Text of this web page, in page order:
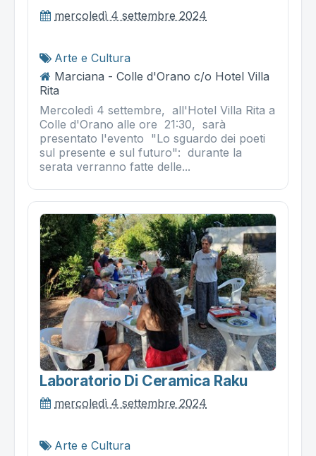
mercoledì 4 settembre 2024
Arte e Cultura
Marciana - Colle d'Orano c/o Hotel Villa
Rita
Mercoledì 4 settembre, all'Hotel Villa Rita a
Colle d'Orano alle ore 21:30, sarà
presentato l'evento "Lo sguardo dei poeti
sul presente e sul futuro": durante la
serata verranno fatte delle...
Laboratorio Di Ceramica Raku
mercoledì 4 settembre 2024
Arte e Cultura